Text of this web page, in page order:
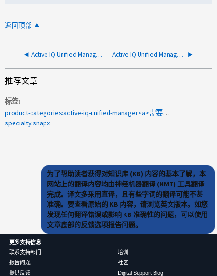
返回顶部
Active IQ Unified Manager 未显示的性能数据 vCenter VM Active IQ Unified Manager无法使用HTTPS添加集群
推荐文章
标签
product-categories:active-iq-unified-manager<a>需要</a><a>翻译</a><a>的2009年242132 </a>
specialty:snapx
为了帮助读者获得对知识库 (KB) 内容的基本了解，本
网站上的翻译内容均由神经机器翻译 (NMT) 工具翻译
完成。译文多采用直译，且有些字词的翻译可能不甚
准确。要查看原始的 KB 内容，请浏览英文版本。如您
发现任何翻译错误或影响 KB 准确性的问题，可以使用
文章底部的反馈选项报告问题。
更多支持信息
联系支持部门
报告问题
提供反馈
培训
社区
Digital Support Blog